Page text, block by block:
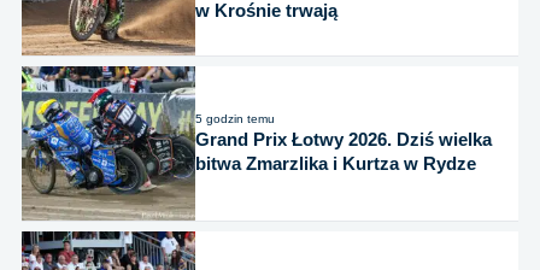
w Krośnie trwają
5 godzin temu
Grand Prix Łotwy 2026. Dziś wielka
bitwa Zmarzlika i Kurtza w Rydze